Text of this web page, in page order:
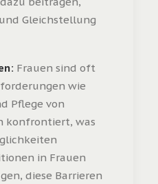
Gleichstellung
Frauen sind oft
wie
Pflege von
konfrontiert, was
in Frauen
diese Barrieren